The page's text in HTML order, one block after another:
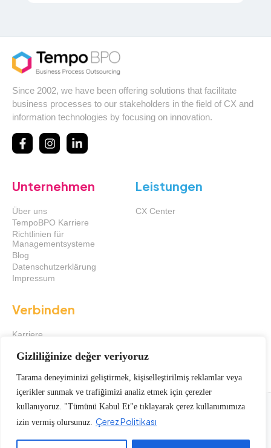
Gizliliğinize değer veriyoruz
Tarama deneyiminizi geliştirmek, kişiselleştirilmiş reklamlar veya
içerikler sunmak ve trafiğimizi analiz etmek için çerezler
kullanıyoruz. "Tümünü Kabul Et"e tıklayarak çerez kullanımımıza
izin vermiş olursunuz. Çerez Politikası
Since 2002, we have been offering solutions that facilitate
business processes to our stakeholders in the field of CX and
information technologies by focusing on innovation.
Unternehmen
Über uns
TempoBPO Karriere
Richtlinien für
Managementsysteme
Blog
Datenschutzerklärung
Impressum
Leistungen
CX Center
Verbinden
Karriere
Richtung erhalten
Schutz persönlicher Daten